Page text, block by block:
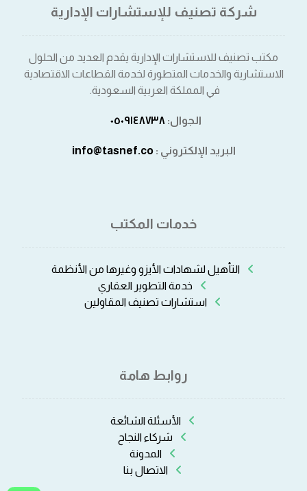
شركة تصنيف للإستشارات الإدارية
مكتب تصنيف للاستشارات الإدارية يقدم العديد من الحلول
الاستشارية والخدمات المتطورة لخدمة القطاعات الاقتصادية
في المملكة العربية السعودية.
الجوال: ٠٥٠٩١٤٨٧٣٨⁩
البريد الإلكتروني :info@tasnef.co
خدمات المكتب
التأهيل لشهادات الأيزو وغيرها من الأنظمة
خدمة التطوير العقاري
استشارات تصنيف المقاولين
روابط هامة
الأسئلة الشائعة
شركاء النجاح
المدونة
الاتصال بنا